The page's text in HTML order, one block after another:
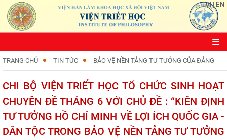
VI| EN
TRANG CHỦ TIN TỨC BẢO VỆ NỀN TẢNG TƯ TƯỞNG CỦA ĐẢNG
CHI BỘ VIỆN TRIẾT HỌC TỔ CHỨC SINH HOẠT
CHUYÊN ĐỀ THÁNG 6 VỚI CHỦ ĐỀ : “KIÊN ĐỊNH
TƯ TƯỞNG HỒ CHÍ MINH VỀ LỢI ÍCH QUỐC GIA -
DÂN TỘC TRONG BẢO VỆ NỀN TẢNG TƯ TƯỞNG